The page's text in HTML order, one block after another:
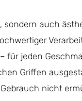
auch
für jeden
Griffen
nicht